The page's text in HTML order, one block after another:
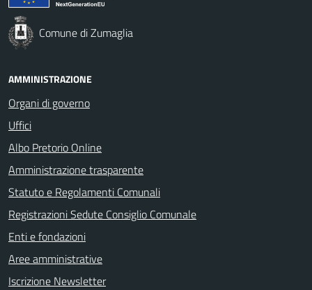
Comune di Zumaglia
AMMINISTRAZIONE
Organi di governo
Uffici
Albo Pretorio Online
Amministrazione trasparente
Statuto e Regolamenti Comunali
Registrazioni Sedute Consiglio Comunale
Enti e fondazioni
Aree amministrative
Iscrizione Newsletter